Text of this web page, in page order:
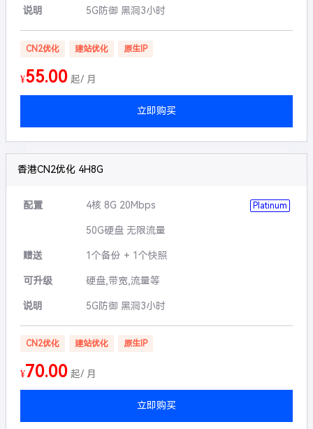
说明 5G防御 黑洞3小时
CN2优化 建站优化 原生IP
¥55.00 起/ 月
立即购买
香港CN2优化 4H8G
配置 4核 8G 20Mbps Platinum
50G硬盘 无限流量
赠送 1个备份 + 1个快照
可升级 硬盘,带宽,流量等
说明 5G防御 黑洞3小时
CN2优化 建站优化 原生IP
¥70.00 起/ 月
立即购买